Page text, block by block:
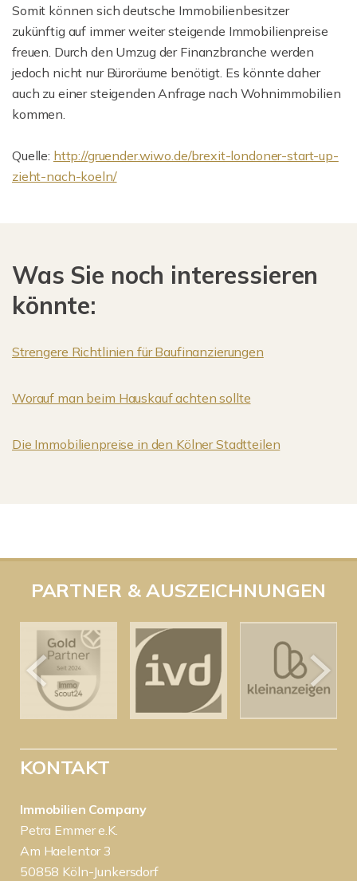
Somit können sich deutsche Immobilienbesitzer
zukünftig auf immer weiter steigende Immobilienpreise
freuen. Durch den Umzug der Finanzbranche werden
jedoch nicht nur Büroräume benötigt. Es könnte daher
auch zu einer steigenden Anfrage nach Wohnimmobilien
kommen.
Quelle: http://gruender.wiwo.de/brexit-londoner-start-up-
zieht-nach-koeln/
Was Sie noch interessieren
könnte:
Strengere Richtlinien für Baufinanzierungen
Worauf man beim Hauskauf achten sollte
Die Immobilienpreise in den Kölner Stadtteilen
PARTNER & AUSZEICHNUNGEN
KONTAKT
Immobilien Company
Petra Emmer e.K.
Am Haelentor 3
50858 Köln-Junkersdorf